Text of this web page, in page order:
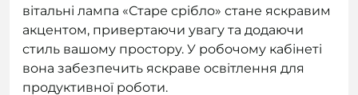
вітальні лампа «Старе срібло» стане яскравим
акцентом, привертаючи увагу та додаючи
стиль вашому простору. У робочому кабінеті
вона забезпечить яскраве освітлення для
продуктивної роботи.